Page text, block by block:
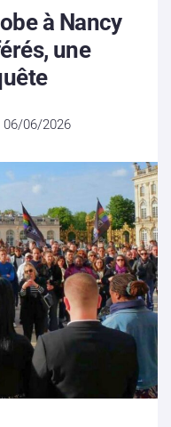
à Nancy
une
06/06/2026